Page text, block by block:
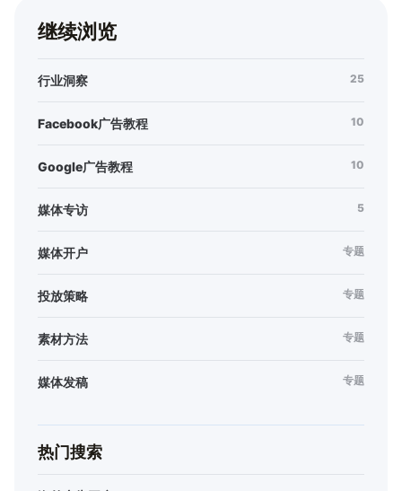
继续浏览
行业洞察 25
Facebook广告教程 10
Google广告教程 10
媒体专访 5
媒体开户 专题
投放策略 专题
素材方法 专题
媒体发稿 专题
热门搜索